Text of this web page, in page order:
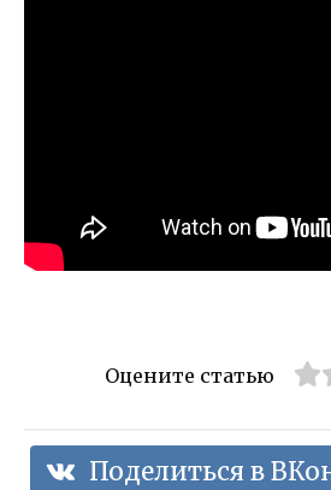
Оцените статью
Поделиться в